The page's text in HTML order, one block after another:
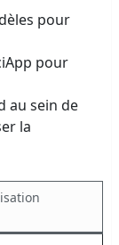
pour
pour
au sein de
la